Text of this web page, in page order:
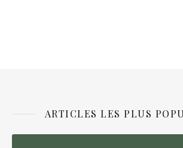
ARTICLES LES PLUS